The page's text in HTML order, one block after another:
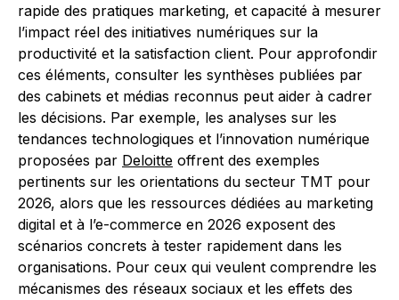
rapide des pratiques marketing, et capacité à mesurer
l’impact réel des initiatives numériques sur la
productivité et la satisfaction client. Pour approfondir
ces éléments, consulter les synthèses publiées par
des cabinets et médias reconnus peut aider à cadrer
les décisions. Par exemple, les analyses sur les
tendances technologiques et l’innovation numérique
proposées par Deloitte offrent des exemples
pertinents sur les orientations du secteur TMT pour
2026, alors que les ressources dédiées au marketing
digital et à l’e-commerce en 2026 exposent des
scénarios concrets à tester rapidement dans les
organisations. Pour ceux qui veulent comprendre les
mécanismes des réseaux sociaux et les effets des